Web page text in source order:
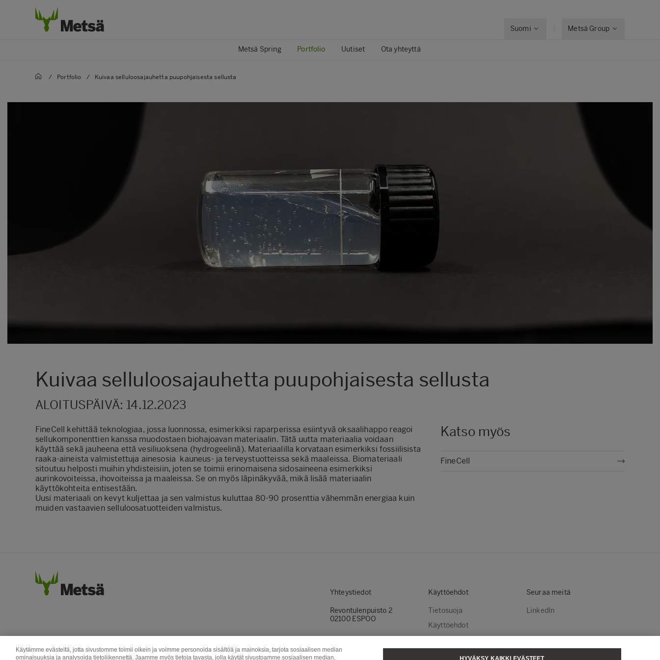
Suomi Metsä Group
Metsä Spring Portfolio Uutiset Ota yhteyttä
/ Portfolio / Kuivaa selluloosajauhetta puupohjaisesta sellusta
Kuivaa selluloosajauhetta puupohjaisesta sellusta
ALOITUSPÄIVÄ: 14.12.2023
FineCell kehittää teknologiaa, jossa luonnossa, esimerkiksi raparperissa esiintyvä oksaalihappo reagoi
sellukomponenttien kanssa muodostaen biohajoavan materiaalin. Tätä uutta materiaalia voidaan
käyttää sekä jauheena että vesiliuoksena (hydrogeelinä). Materiaalilla korvataan esimerkiksi fossiilisista
raaka-aineista valmistettuja ainesosia kauneus- ja terveystuotteissa sekä maaleissa. Biomateriaali
sitoutuu helposti muihin yhdisteisiin, joten se toimii erinomaisena sidosaineena esimerkiksi
aurinkovoiteissa, ihovoiteissa ja maaleissa. Se on myös läpinäkyvää, mikä lisää materiaalin
käyttökohteita entisestään.
Uusi materiaali on kevyt kuljettaa ja sen valmistus kuluttaa 80-90 prosenttia vähemmän energiaa kuin
muiden vastaavien selluloosatuotteiden valmistus.
Katso myös
FineCell
Yhteystiedot
Revontulenpuisto 2
02100 ESPOO
Käyttöehdot
Tietosuoja
Käyttöehdot
Evästeasetukset
Seuraa meitä
LinkedIn
Käytämme evästeitä, jotta sivustomme toimii oikein ja voimme personoida sisältöä ja mainoksia, tarjota sosiaalisen median
ominaisuuksia ja analysoida tietoliikennettä. Jaamme myös tietoja tavasta, jolla käytät sivustoamme sosiaalisen median,
HYVÄKSY KAIKKI EVÄSTEET